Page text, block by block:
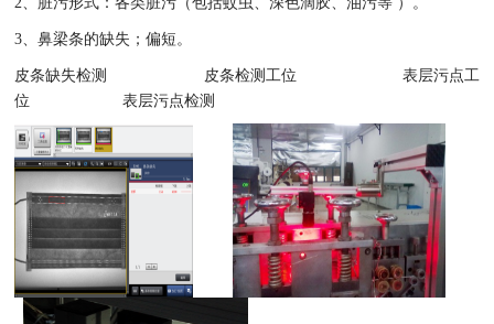
3、鼻梁条的缺失；偏短。
皮条缺失检测 皮条检测工位
表层污点工
位
表层污点检测